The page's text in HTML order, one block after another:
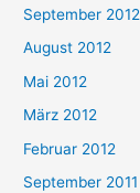
September 2012
August 2012
Mai 2012
März 2012
Februar 2012
September 2011